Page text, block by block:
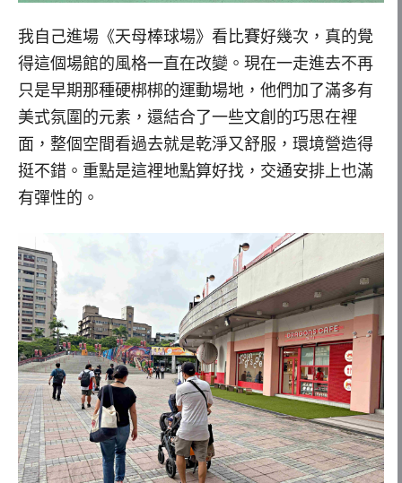
我自己進場《天母棒球場》看比賽好幾次，真的覺
得這個場館的風格一直在改變。現在一走進去不再
只是早期那種硬梆梆的運動場地，他們加了滿多有
美式氛圍的元素，還結合了一些文創的巧思在裡
面，整個空間看過去就是乾淨又舒服，環境營造得
挺不錯。重點是這裡地點算好找，交通安排上也滿
有彈性的。